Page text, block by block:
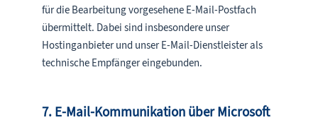
für die Bearbeitung vorgesehene E-Mail-Postfach
übermittelt. Dabei sind insbesondere unser
Hostinganbieter und unser E-Mail-Dienstleister als
technische Empfänger eingebunden.
7. E-Mail-Kommunikation über Microsoft